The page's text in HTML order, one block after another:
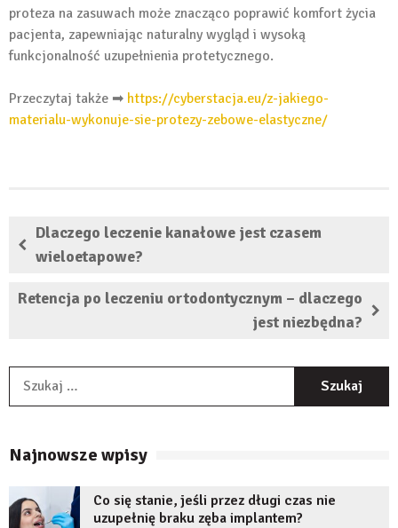
proteza na zasuwach może znacząco poprawić komfort życia
pacjenta, zapewniając naturalny wygląd i wysoką
funkcjonalność uzupełnienia protetycznego.
Przeczytaj także ➡ https://cyberstacja.eu/z-jakiego-
materialu-wykonuje-sie-protezy-zebowe-elastyczne/
Dlaczego leczenie kanałowe jest czasem
wieloetapowe?
Retencja po leczeniu ortodontycznym – dlaczego
jest niezbędna?
Najnowsze wpisy
Co się stanie, jeśli przez długi czas nie
uzupełnię braku zęba implantem?